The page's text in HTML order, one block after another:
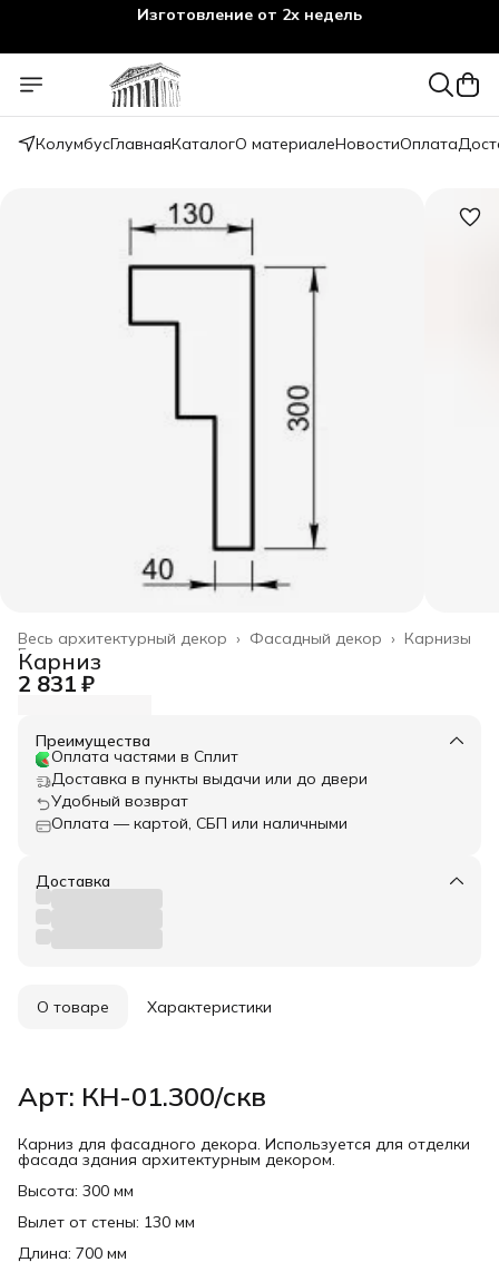
КолумбусГлавнаяКаталогО материалеНовостиОплата
Карнизы
Фасадный декор ›
Весь архитектурный декор ›
Главная ›
Карниз
2 831 ₽
Преимущества
Оплата частями в Сплит
Доставка в пункты выдачи или до двери
Удобный возврат
Оплата — картой, СБП или наличными
Доставка
О товаре Характеристики
Арт: КН-01.300/скв
Карниз для фасадного декора. Используется для отделки
фасада здания архитектурным декором.
Высота: 300 мм
Вылет от стены: 130 мм
Длина: 700 мм